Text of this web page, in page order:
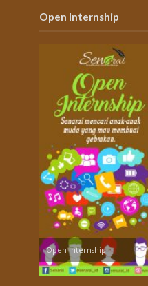
Open Internship
Open Internship